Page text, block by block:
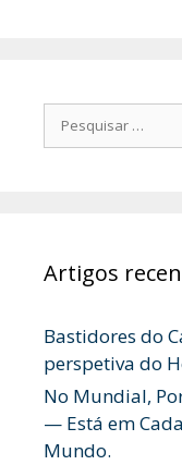
Pesquisar
por:
Artigos
Bastidores do
perspetiva do
No Mundial,
— Está em
Mundo.